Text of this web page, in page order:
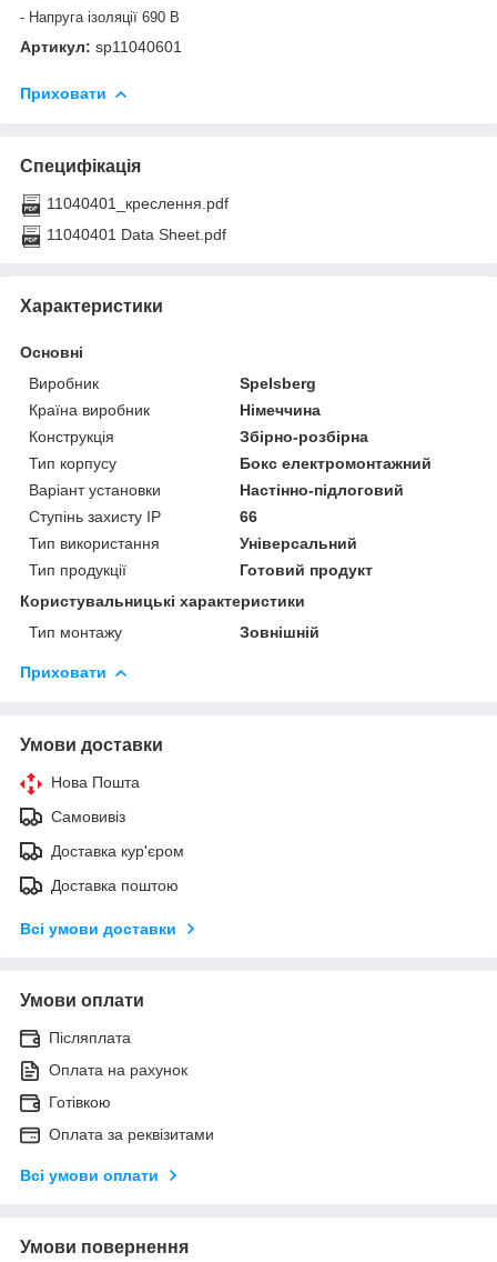
- Напруга ізоляції 690 В
Артикул: sp11040601
Приховати
Специфікація
11040401_креслення.pdf
11040401 Data Sheet.pdf
Характеристики
Основні
Виробник
Spelsberg
Країна виробник
Німеччина
Конструкція
Збірно-розбірна
Тип корпусу
Бокс електромонтажний
Варіант установки
Настінно-підлоговий
Ступінь захисту IP
66
Тип використання
Універсальний
Тип продукції
Готовий продукт
Користувальницькі характеристики
Тип монтажу
Зовнішній
Приховати
Умови доставки
Нова Пошта
Самовивіз
Доставка кур'єром
Доставка поштою
Всі умови доставки
Умови оплати
Післяплата
Оплата на рахунок
Готівкою
Оплата за реквізитами
Всі умови оплати
Умови повернення